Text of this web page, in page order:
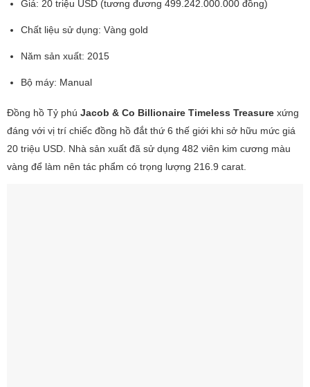
Giá: 20 triệu USD (tương đương 499.242.000.000 đồng)
Chất liệu sử dụng: Vàng gold
Năm sản xuất: 2015
Bộ máy: Manual
Đồng hồ Tỷ phú Jacob & Co Billionaire Timeless Treasure xứng
đáng với vị trí chiếc đồng hồ đắt thứ 6 thế giới khi sở hữu mức giá
20 triệu USD. Nhà sản xuất đã sử dụng 482 viên kim cương màu
vàng để làm nên tác phẩm có trọng lượng 216.9 carat.